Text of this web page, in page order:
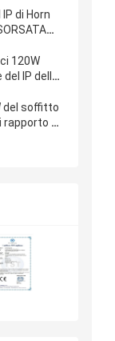
di Horn
120W
IP dello
del soffitto
rapporto di